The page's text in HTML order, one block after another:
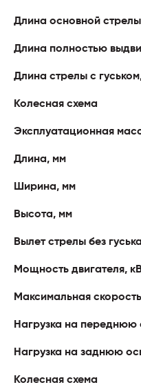
Длина основной
Длина полностью
Длина стрелы с
Колесная схема
Эксплуатационная
Длина, мм
Ширина, мм
Высота, мм
Вылет стрелы без
Мощность двигателя,
Максимальная
Нагрузка на переднюю
Нагрузка на заднюю
Колесная схема